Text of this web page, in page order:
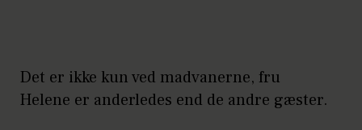
Det er ikke kun ved madvanerne, fru
Helene er anderledes end de andre gæster.